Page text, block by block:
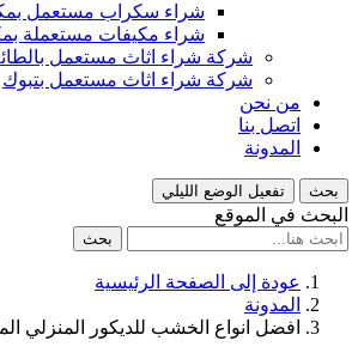
شراء سكراب مستعمل
شراء مكيفات مستعملة
شركة شراء اثاث مستعمل
شركة شراء اثاث مستعمل بتبوك
من نحن
اتصل بنا
المدونة
بحث تفعيل الوضع الليلي
البحث في الموقع
بحث
عودة إلى الصفحة الرئيسية
المدونة
افضل انواع الخشب للديكور المنزلي